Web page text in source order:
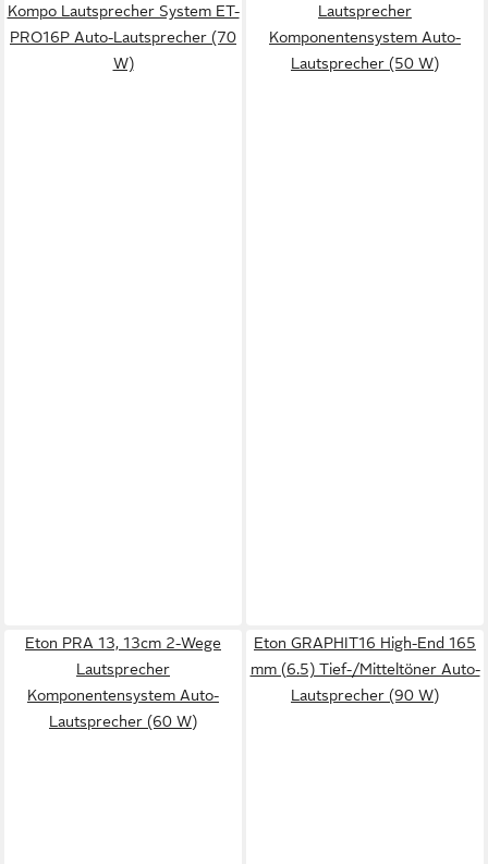
Kompo Lautsprecher System ET-
PRO16P Auto-Lautsprecher (70
W)
Lautsprecher
Komponentensystem Auto-
Lautsprecher (50 W)
Eton PRA 13, 13cm 2-Wege
Lautsprecher
Komponentensystem Auto-
Lautsprecher (60 W)
Eton GRAPHIT16 High-End 165
mm (6.5) Tief-/Mitteltöner Auto-
Lautsprecher (90 W)